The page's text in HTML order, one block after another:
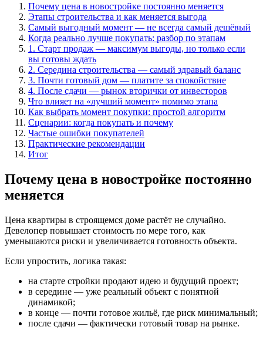
Почему цена в новостройке постоянно меняется
Этапы строительства и как меняется выгода
Самый выгодный момент — не всегда самый дешёвый
Когда реально лучше покупать: разбор по этапам
1. Старт продаж — максимум выгоды, но только если
вы готовы ждать
2. Середина строительства — самый здравый баланс
3. Почти готовый дом — платите за спокойствие
4. После сдачи — рынок вторички от инвесторов
Что влияет на «лучший момент» помимо этапа
Как выбрать момент покупки: простой алгоритм
Сценарии: когда покупать и почему
Частые ошибки покупателей
Практические рекомендации
Итог
Почему цена в новостройке постоянно
меняется
Цена квартиры в строящемся доме растёт не случайно.
Девелопер повышает стоимость по мере того, как
уменьшаются риски и увеличивается готовность объекта.
Если упростить, логика такая:
на старте стройки продают идею и будущий проект;
в середине — уже реальный объект с понятной
динамикой;
в конце — почти готовое жильё, где риск минимальный;
после сдачи — фактически готовый товар на рынке.